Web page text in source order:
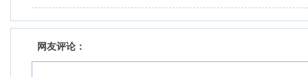
器的全新VME单板计算机
网友评论：